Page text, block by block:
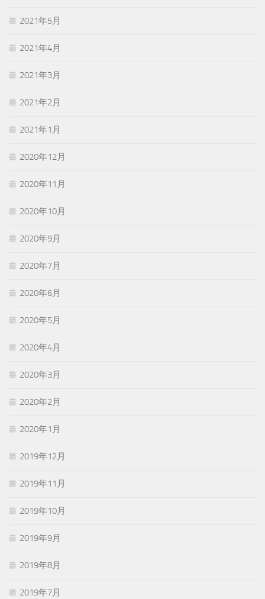
2021年5月
2021年4月
2021年3月
2021年2月
2021年1月
2020年12月
2020年11月
2020年10月
2020年9月
2020年7月
2020年6月
2020年5月
2020年4月
2020年3月
2020年2月
2020年1月
2019年12月
2019年11月
2019年10月
2019年9月
2019年8月
2019年7月